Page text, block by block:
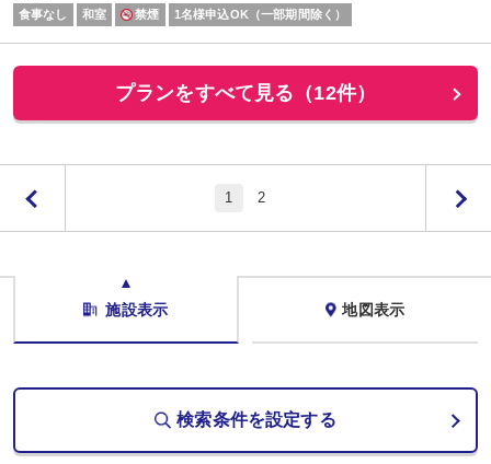
食事なし
和室 禁煙 1名様申込OK（一部期間除く）
プランをすべて見る（12件）
1 2
施設表示 地図表示
検索条件を設定する